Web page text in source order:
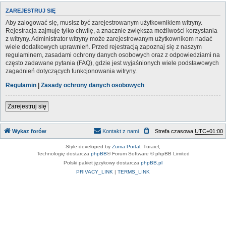
ZAREJESTRUJ SIĘ
Aby zalogować się, musisz być zarejestrowanym użytkownikiem witryny.
Rejestracja zajmuje tylko chwilę, a znacznie zwiększa możliwości korzystania
z witryny. Administrator witryny może zarejestrowanym użytkownikom nadać
wiele dodatkowych uprawnień. Przed rejestracją zapoznaj się z naszym
regulaminem, zasadami ochrony danych osobowych oraz z odpowiedziami na
często zadawane pytania (FAQ), gdzie jest wyjaśnionych wiele podstawowych
zagadnień dotyczących funkcjonowania witryny.
Regulamin | Zasady ochrony danych osobowych
Zarejestruj się
Wykaz forów Strefa czasowa UTC+01:00
Kontakt z nami
Style developed by Zuma Portal , Turaiel,
Technologię dostarcza phpBB® Forum Software © phpBB Limited
Polski pakiet językowy dostarcza phpBB.pl
PRIVACY_LINK | TERMS_LINK